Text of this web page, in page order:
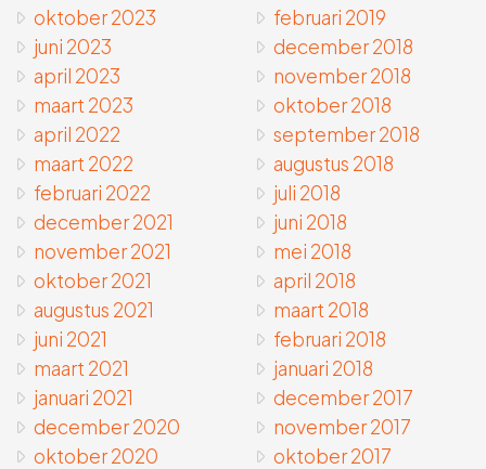
oktober 2023
juni 2023
april 2023
maart 2023
april 2022
maart 2022
februari 2022
december 2021
november 2021
oktober 2021
augustus 2021
juni 2021
maart 2021
januari 2021
december 2020
oktober 2020
februari 2019
december 2018
november 2018
oktober 2018
september 2018
augustus 2018
juli 2018
juni 2018
mei 2018
april 2018
maart 2018
februari 2018
januari 2018
december 2017
november 2017
oktober 2017